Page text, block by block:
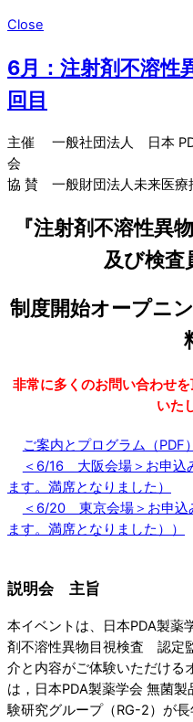
Close
6月：注射剤不溶
回目
主催 一般社団法人 日本
会
協 賛 一般財団法人未来医療
『注射剤不溶性
及び検査
制度開始オープニ
非常に多くのお問い合わせ
いた
ご案内とプログラム（PDF）
＜6/16 大阪会場＞お申
ます。満席となりました）
＜6/20 東京会場＞お申込
ます。満席となりました））
説明会 主旨
本イベントは、日本PDA製薬
剤不溶性異物目視検査 認定
介と内容がご体験いただける
は，日本PDA製薬学会 無菌
験研究グループ（RG-2）が